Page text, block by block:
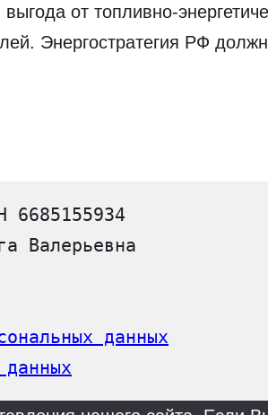
от топливно-
Энергостратегия РФ
6685155934
Валерьевна
данных